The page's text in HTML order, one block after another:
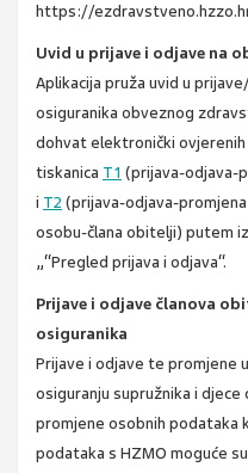
https://
Uvid u prijave i odjave na
Aplikacija pruža uvid u
osiguranika obveznog
dohvat elektronički
tiskanica T1 (prijava-odjava-
i T2 (prijava-odjava-
osobu-člana obitelji) putem
„“Pregled prijava i odjava“.
Prijave i odjave članova
osiguranika
Prijave i odjave te promjene
osiguranju supružnika i
promjene osobnih podataka
podataka s HZMO moguće